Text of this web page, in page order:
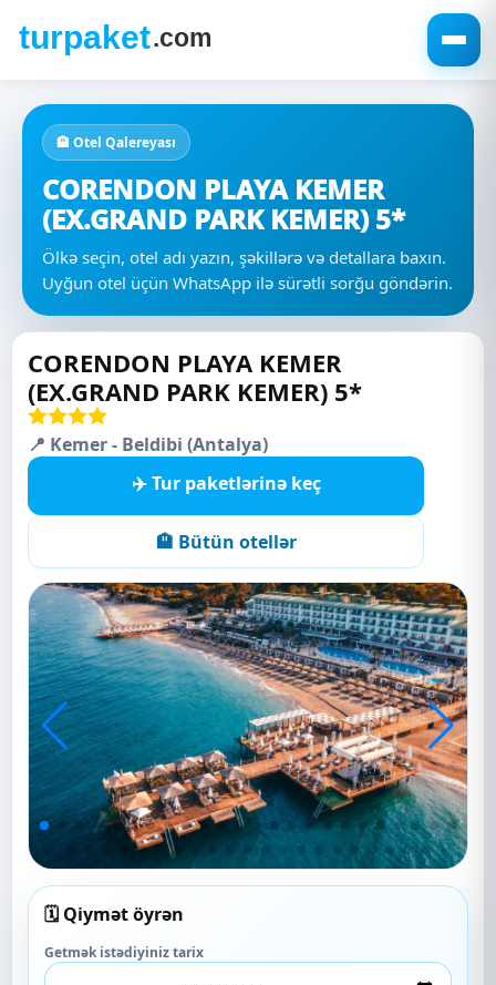
🏨 Otel Qalereyası
CORENDON PLAYA KEMER
(EX.GRAND PARK KEMER) 5*
Ölkə seçin, otel adı yazın, şəkillərə və detallara baxın.
Uyğun otel üçün WhatsApp ilə sürətli sorğu göndərin.
CORENDON PLAYA KEMER
(EX.GRAND PARK KEMER) 5*
📍 Kemer - Beldibi (Antalya)
✈️ Tur paketlərinə keç
🏨 Bütün otellər
🗓️ Qiymət öyrən
Getmək istədiyiniz tarix